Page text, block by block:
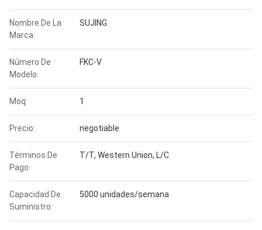
Nombre De La
Marca:
SUJING
Número De
Modelo:
FKC-V
Moq: 1
Precio: negotiable
Términos De
Pago:
T/T, Western Union, L/C
Capacidad De
Suministro:
5000 unidades/semana